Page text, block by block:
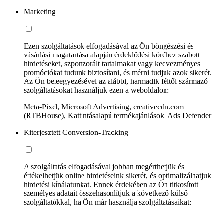
Marketing
Ezen szolgáltatások elfogadásával az Ön böngészési és
vásárlási magatartása alapján érdeklődési köréhez szabott
hirdetéseket, szponzorált tartalmakat vagy kedvezményes
promóciókat tudunk biztosítani, és mérni tudjuk azok sikerét.
Az Ön beleegyezésével az alábbi, harmadik féltől származó
szolgáltatásokat használjuk ezen a weboldalon:
Meta-Pixel, Microsoft Advertising, creativecdn.com
(RTBHouse), Kattintásalapú termékajánlások, Ads Defender
Kiterjesztett Conversion-Tracking
A szolgáltatás elfogadásával jobban megérthetjük és
értékelhetjük online hirdetéseink sikerét, és optimalizálhatjuk
hirdetési kínálatunkat. Ennek érdekében az Ön titkosított
személyes adatait összehasonlítjuk a következő külső
szolgáltatókkal, ha Ön már használja szolgáltatásaikat: